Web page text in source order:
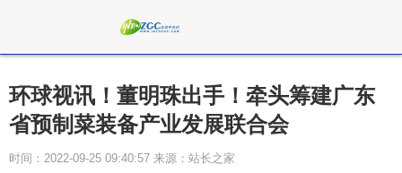
环球视讯！董明珠出手！牵头筹建广东
省预制菜装备产业发展联合会
时间：2022-09-25 09:40:57 来源：站长之家